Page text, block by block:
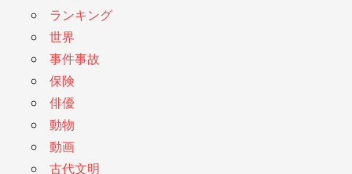
ランキング
世界
事件事故
保険
俳優
動物
動画
古代文明